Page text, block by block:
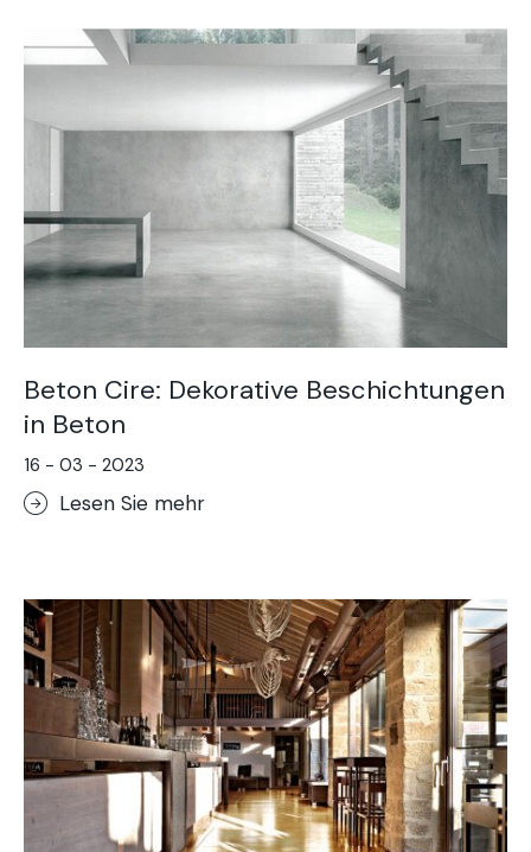
Beton Cire: Dekorative Beschichtungen
in Beton
16 - 03 - 2023
Lesen Sie mehr